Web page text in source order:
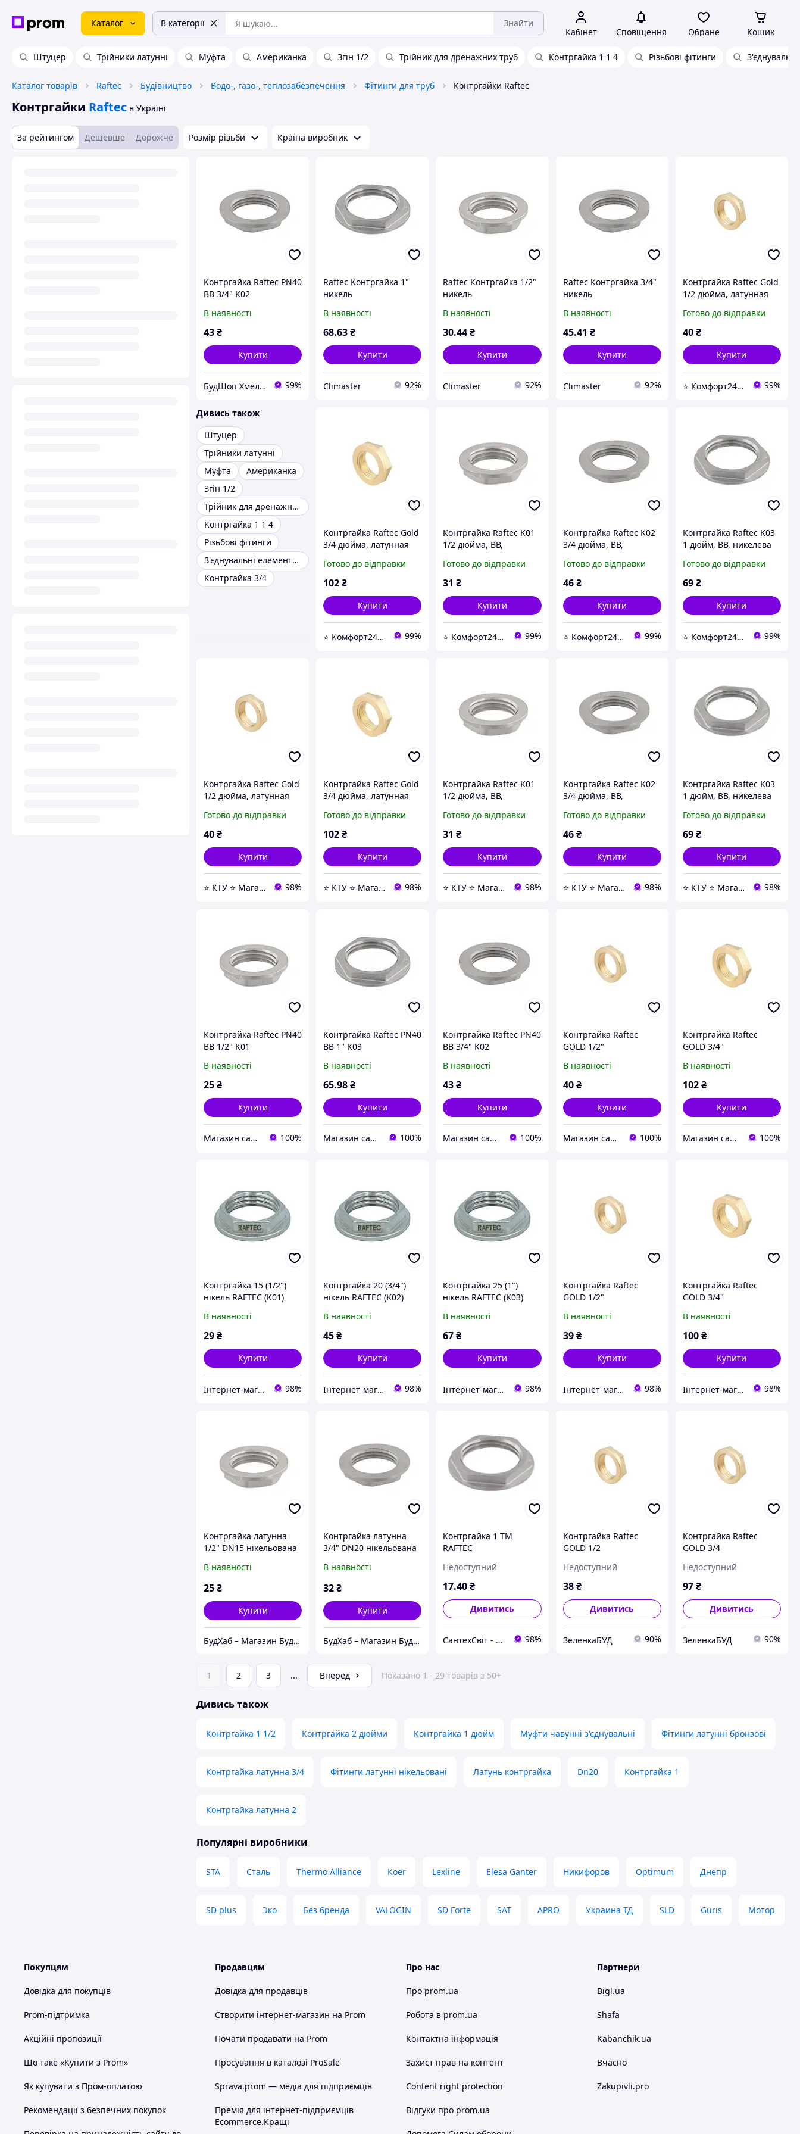
Каталог В категорії Знайти
Кабінет Сповіщення Обране Кошик
Штуцер Трійники латунні Муфта Американка Згін 1/2 Трійник для дренажних труб Контргайка 1 1 4 Різьбові фітинги
Каталог товарів Raftec Будівництво Водо-, газо-, теплозабезпечення Фітинги для труб Контргайки Raftec
Контргайки Raftec в Україні
За рейтингом Дешевше Дорожче Розмір різьби Країна виробник
Контргайка Raftec PN40
ВВ 3/4" K02
В наявності
43₴
Купити
БудШоп Хмельницький 99%
Raftec Контргайка 1"
никель
В наявності
68.63₴
Купити
Climaster 92%
Raftec Контргайка 1/2"
никель
В наявності
30.44₴
Купити
Climaster 92%
Raftec Контргайка 3/4"
никель
В наявності
45.41 ₴
Купити
Climaster 92%
Контргайка Raftec Gold
1/2 дюйма, латунная
Готово до відправки
40₴
Купити
⭐ Комфорт24 Київ ⭐ Магазин насосів, змішувачів, сантехніки, водоочистки та опалення ⭐ 99%
Дивись також
Штуцер
Трійники латунні
Муфта
Американка
Згін 1/2
Трійник для дренажних труб
Контргайка 1 1 4
Різьбові фітинги
З'єднувальні елементи для труб
Контргайка 3/4
Контргайка Raftec Gold
3/4 дюйма, латунная
Готово до відправки
102₴
Купити
⭐ Комфорт24 Київ ⭐ Магазин насосів, змішувачів, сантехніки, водоочистки та опалення ⭐ 99%
Контргайка Raftec K01
1/2 дюйма, ВВ,
Готово до відправки
31 ₴
Купити
⭐ Комфорт24 Київ ⭐ Магазин насосів, змішувачів, сантехніки, водоочистки та опалення ⭐ 99%
Контргайка Raftec K02
3/4 дюйма, ВВ,
Готово до відправки
46 ₴
Купити
⭐ Комфорт24 Київ ⭐ Магазин насосів, змішувачів, сантехніки, водоочистки та опалення ⭐ 99%
Контргайка Raftec K03
1 дюйм, ВВ, никелева
Готово до відправки
69₴
Купити
⭐ Комфорт24 Київ ⭐ Магазин насосів, змішувачів, сантехніки, водоочистки та опалення ⭐ 99%
Контргайка Raftec Gold
1/2 дюйма, латунная
Готово до відправки
40₴
Купити
⭐ КТУ ⭐ Магазин Насосной техники, Водоочистки, Отопления и любой Сантехники ⭐ 98%
Контргайка Raftec Gold
3/4 дюйма, латунная
Готово до відправки
102₴
Купити
⭐ КТУ ⭐ Магазин Насосной техники, Водоочистки, Отопления и любой Сантехники ⭐ 98%
Контргайка Raftec K01
1/2 дюйма, ВВ,
Готово до відправки
31 ₴
Купити
⭐ КТУ ⭐ Магазин Насосной техники, Водоочистки, Отопления и любой Сантехники ⭐ 98%
Контргайка Raftec K02
3/4 дюйма, ВВ,
Готово до відправки
46 ₴
Купити
⭐ КТУ ⭐ Магазин Насосной техники, Водоочистки, Отопления и любой Сантехники ⭐ 98%
Контргайка Raftec K03
1 дюйм, ВВ, никелева
Готово до відправки
69₴
Купити
⭐ КТУ ⭐ Магазин Насосной техники, Водоочистки, Отопления и любой Сантехники ⭐ 98%
Контргайка Raftec PN40
ВВ 1/2" K01
В наявності
25₴
Купити
Магазин сантехніки 100%
Контргайка Raftec PN40
ВВ 1" K03
В наявності
65.98₴
Купити
Магазин сантехніки 100%
Контргайка Raftec PN40
ВВ 3/4" K02
В наявності
43₴
Купити
Магазин сантехніки 100%
Контргайка Raftec
GOLD 1/2"
В наявності
40 ₴
Купити
Магазин сантехніки 100%
Контргайка Raftec
GOLD 3/4"
В наявності
102₴
Купити
Магазин сантехніки 100%
Контргайка 15 (1/2")
нікель RAFTEC (K01)
В наявності
29₴
Купити
Інтернет-магазин 1Дюйм 98%
Контргайка 20 (3/4")
нікель RAFTEC (K02)
В наявності
45₴
Купити
Інтернет-магазин 1Дюйм 98%
Контргайка 25 (1")
нікель RAFTEC (K03)
В наявності
67₴
Купити
Інтернет-магазин 1Дюйм 98%
Контргайка Raftec
GOLD 1/2"
В наявності
39 ₴
Купити
Інтернет-магазин 1Дюйм 98%
Контргайка Raftec
GOLD 3/4"
В наявності
100₴
Купити
Інтернет-магазин 1Дюйм 98%
Контргайка латунна
1/2" DN15 нікельована
В наявності
25₴
Купити
БудХаб – Магазин Будівельних Товарів
Контргайка латунна
3/4" DN20 нікельована
В наявності
32₴
Купити
БудХаб – Магазин Будівельних Товарів
Контргайка 1 ТМ
RAFTEC
Недоступний
17.40₴
Дивитись
СантехСвіт - магазин сантехніки 98%
Контргайка Raftec
GOLD 1/2
Недоступний
38 ₴
Дивитись
ЗеленкаБУД 90%
Контргайка Raftec
GOLD 3/4
Недоступний
97₴
Дивитись
ЗеленкаБУД 90%
1 2 3 ... Вперед Показано 1 - 29 товарів з 50+
Дивись також
Контргайка 1 1/2 Контргайка 2 дюйми Контргайка 1 дюйм Муфти чавунні з'єднувальні Фітинги латунні бронзові
Контргайка латунна 3/4 Фітинги латунні нікельовані Латунь контргайка Dn20 Контргайка 1
Контргайка латунна 2
Популярні виробники
STA Сталь Thermo Alliance Koer Lexline Elesa Ganter Никифоров Optimum Днепр
SD plus Эко Без бренда VALOGIN SD Forte SAT APRO Украина ТД SLD Guris Мотор
Покупцям
Довідка для покупців
Prom-підтримка
Акційні пропозиції
Що таке «Купити з Prom»
Як купувати з Пром-оплатою
Рекомендації з безпечних покупок
Продавцям
Довідка для продавців
Створити інтернет-магазин на Prom
Почати продавати на Prom
Просування в каталозі ProSale
Sprava.prom — медіа для підприємців
Премія для інтернет-підприємців
Ecommerce.Кращі
Про нас
Про prom.ua
Робота в prom.ua
Контактна інформація
Захист прав на контент
Content right protection
Відгуки про prom.ua
Партнери
Bigl.ua
Shafa
Kabanchik.ua
Вчасно
Zakupivli.pro